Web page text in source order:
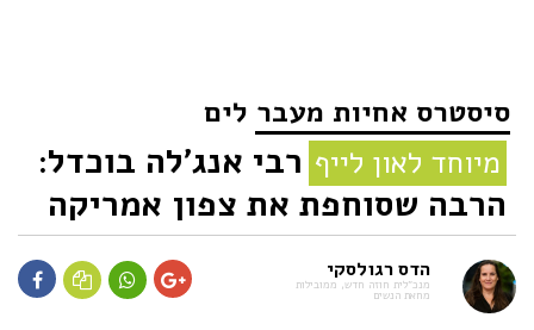
סיסטרס אחיות מעבר לים
מיוחד לאון לייף רבי אנג'לה בוכדל:
הרבה שסוחפת את צפון אמריקה
הדס רגולסקי
מנכ״לית חוזה חדש, ממובילות
מחאת הנשים